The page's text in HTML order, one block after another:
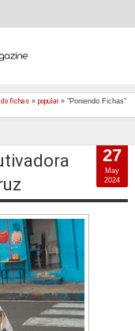
fichas » popular» "Poniendo Fichas"
27
May
2024